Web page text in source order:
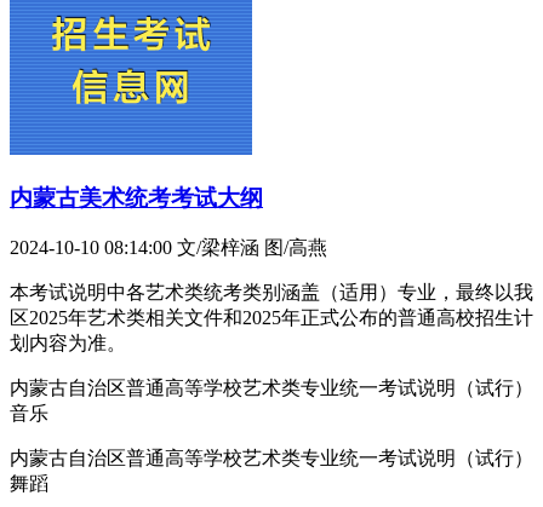
内蒙古美术统考考试大纲
2024-10-10 08:14:00 文/梁梓涵 图/高燕
本考试说明中各艺术类统考类别涵盖（适用）专业，最终以我
区2025年艺术类相关文件和2025年正式公布的普通高校招生计
划内容为准。
内蒙古自治区普通高等学校艺术类专业统一考试说明（试行）
音乐
内蒙古自治区普通高等学校艺术类专业统一考试说明（试行）
舞蹈